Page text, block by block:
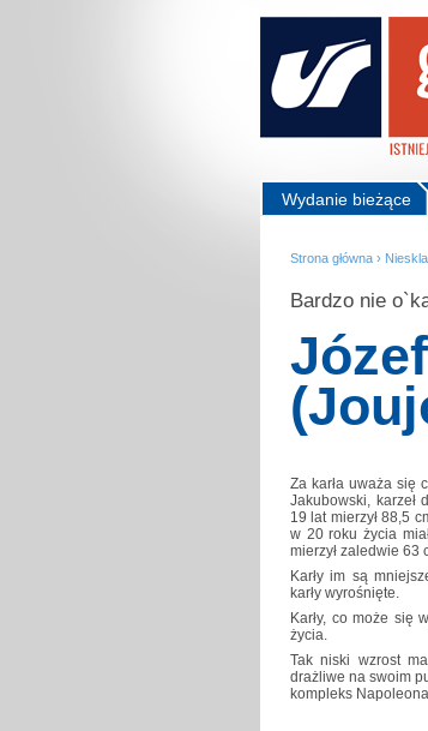
Wydanie bieżące
Strona główna ›
Bardzo nie
Za karła uważa się
Jakubowski, karzeł
19 lat mierzył 88,5
w 20 roku życia
mierzył zaledwie 63
Karły im są
karły wyrośnięte.
Karły, co może się
życia.
Tak niski wzrost
drażliwe na swoim
kompleks